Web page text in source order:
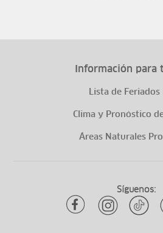
Información para
Lista de Feriados
Clima y Pronóstico
Áreas Naturales
Síguenos: